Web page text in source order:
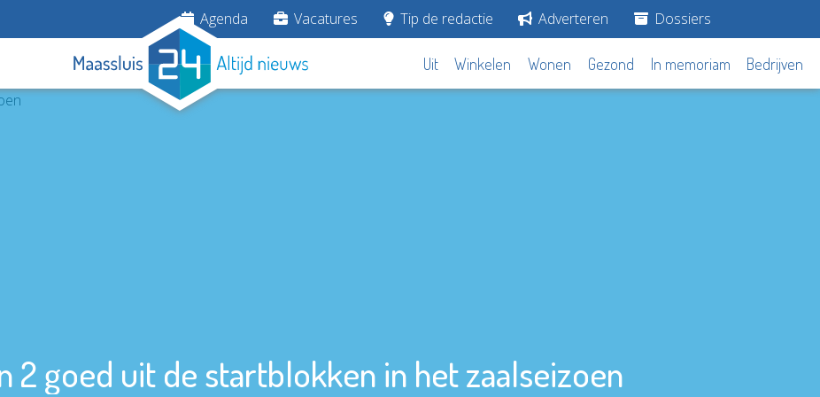
Agenda Vacatures Tip de redactie Adverteren Dossiers
Uit Winkelen Wonen Gezond In memoriam Bedrijven
2 goed uit de startblokken in het zaalseizoen